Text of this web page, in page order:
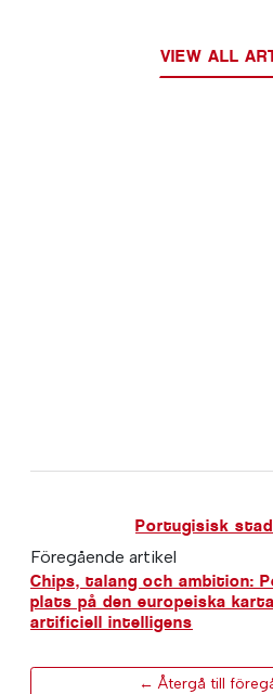
VIEW ALL
Portugisisk
Föregående artikel
Chips, talang och ambition:
plats på den europeiska
artificiell intelligens
← Återgå till